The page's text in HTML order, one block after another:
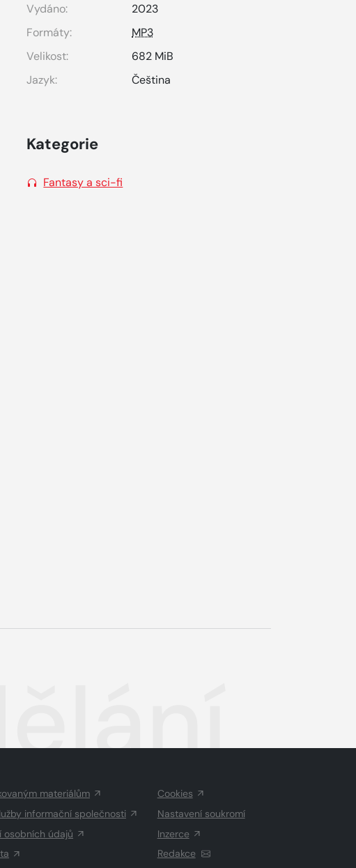
Vydáno:
2023
Formáty:
MP3
Velikost:
682 MiB
Jazyk:
Čeština
Kategorie
Fantasy a sci-fi
materiálům
informační společnosti
osobních údajů
Cookies
Nastavení soukromí
Inzerce
Redakce